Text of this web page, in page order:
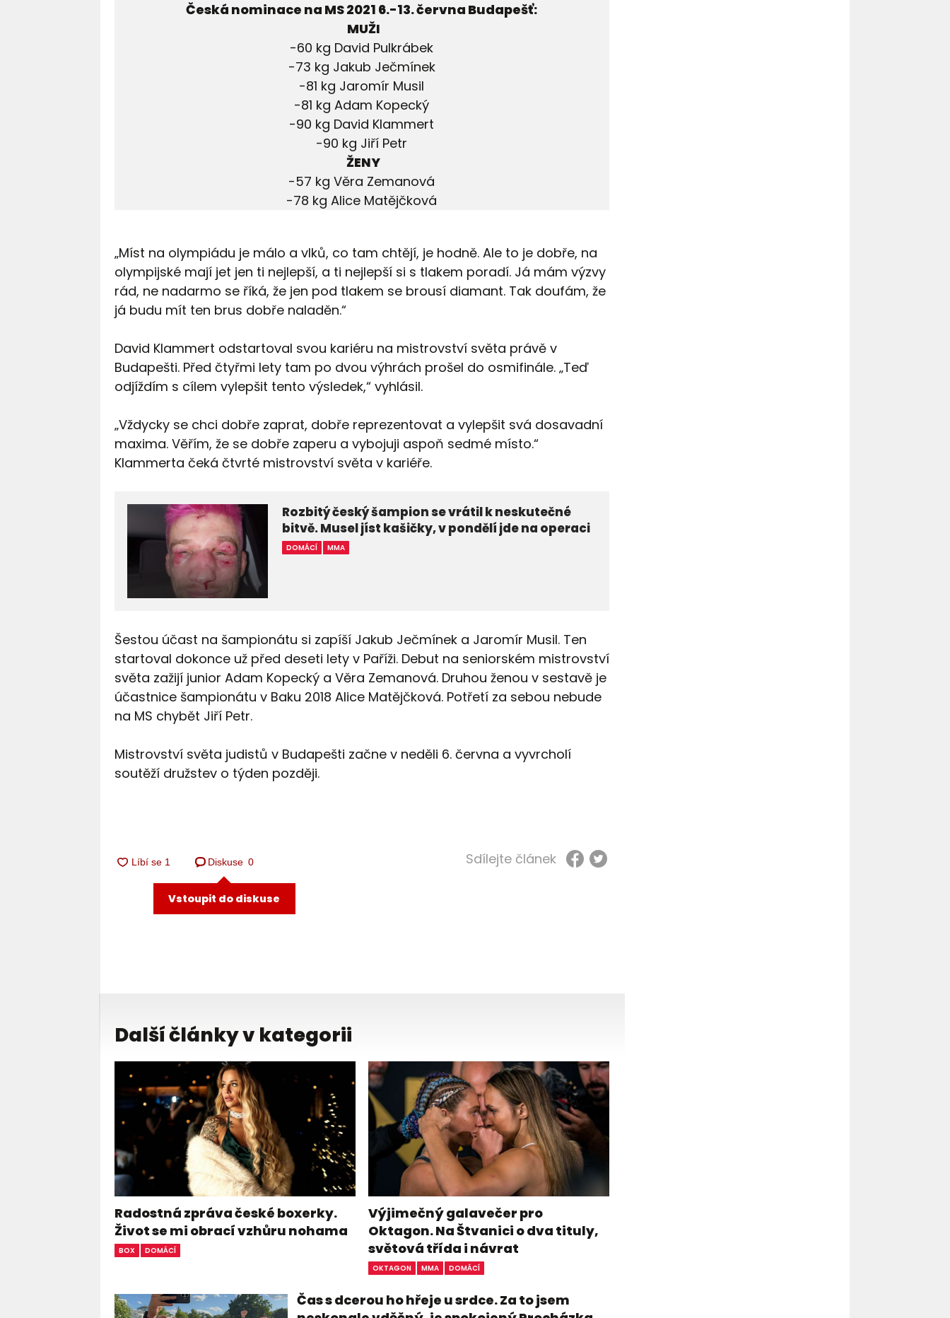
Česká nominace na MS 2021 6.-13. června Budapešť:
MUŽI
-60 kg David Pulkrábek
-73 kg Jakub Ječmínek
-81 kg Jaromír Musil
-81 kg Adam Kopecký
-90 kg David Klammert
-90 kg Jiří Petr
ŽENY
-57 kg Věra Zemanová
-78 kg Alice Matějčková
„Míst na olympiádu je málo a vlků, co tam chtějí, je hodně. Ale to je dobře, na
olympijské mají jet jen ti nejlepší, a ti nejlepší si s tlakem poradí. Já mám výzvy
rád, ne nadarmo se říká, že jen pod tlakem se brousí diamant. Tak doufám, že
já budu mít ten brus dobře naladěn.“
David Klammert odstartoval svou kariéru na mistrovství světa právě v
Budapešti. Před čtyřmi lety tam po dvou výhrách prošel do osmifinále. „Teď
odjíždím s cílem vylepšit tento výsledek,“ vyhlásil.
„Vždycky se chci dobře zaprat, dobře reprezentovat a vylepšit svá dosavadní
maxima. Věřím, že se dobře zaperu a vybojuji aspoň sedmé místo.“
Klammerta čeká čtvrté mistrovství světa v kariéře.
Rozbitý český šampion se vrátil k neskutečné
bitvě. Musel jíst kašičky, v pondělí jde na operaci
DOMÁCÍ MMA
Šestou účast na šampionátu si zapíší Jakub Ječmínek a Jaromír Musil. Ten
startoval dokonce už před deseti lety v Paříži. Debut na seniorském mistrovství
světa zažijí junior Adam Kopecký a Věra Zemanová. Druhou ženou v sestavě je
účastnice šampionátu v Baku 2018 Alice Matějčková. Potřetí za sebou nebude
na MS chybět Jiří Petr.
Mistrovství světa judistů v Budapešti začne v neděli 6. června a vyvrcholí
soutěží družstev o týden později.
Diskuse 0
Vstoupit do diskuse
Sdílejte článek
Další články v kategorii
Radostná zpráva české boxerky.
Život se mi obrací vzhůru nohama
BOX DOMÁCÍ
Výjimečný galavečer pro
Oktagon. Na Štvanici o dva tituly,
světová třída i návrat
OKTAGON MMA DOMÁCÍ
Čas s dcerou ho hřeje u srdce. Za to jsem